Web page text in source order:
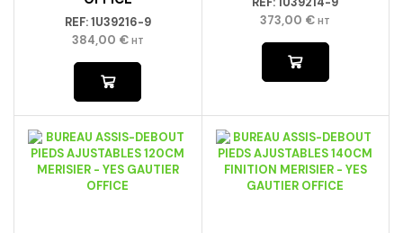
REF:1U39216-9
384,00 € HT
373,00 € HT